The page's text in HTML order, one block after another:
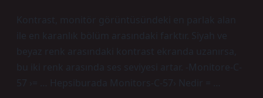
Kontrast, monitör görüntüsündeki en parlak alan
ile en karanlık bölüm arasındaki farktır. Siyah ve
beyaz renk arasındaki kontrast ekranda uzanırsa,
bu iki renk arasında ses seviyesi artar. -Monitore-C-
57 ›= … Hepsiburada Monitors-C-57› Nedir = …